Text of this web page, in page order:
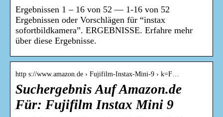
Ergebnissen 1 – 16 von 52 — 1-16 von 52
Ergebnissen oder Vorschlägen für “instax
sofortbildkamera”. ERGEBNISSE. Erfahre mehr
über diese Ergebnisse.
http s://www.amazon.de › Fujifilm-Instax-Mini-9 › k=F…
Suchergebnis Auf Amazon.de
Für: Fujifilm Instax Mini 9